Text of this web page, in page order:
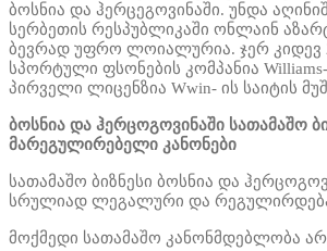
ბოსნია და ჰერცეგოვინაში. უნდა
სერბეთის რესპუბლიკაში ონლაინ
ბევრად უფრო ლოიალურია. ჯერ კიდევ
სპორტული ფსონების კომპანია
პირველი ლიცენზია Wwin- ის საიტის
ბოსნია და ჰერცოგოვინაში სათამაშო
მარეგულირებელი კანონები
სათამაშო ბიზნესი ბოსნია და
სრულიად ლეგალური და
მოქმედი სათამაშო კანონმდებლობა